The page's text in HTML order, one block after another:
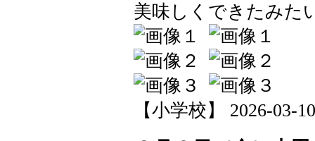
美味しくできたみた
【小学校】 2026-03-